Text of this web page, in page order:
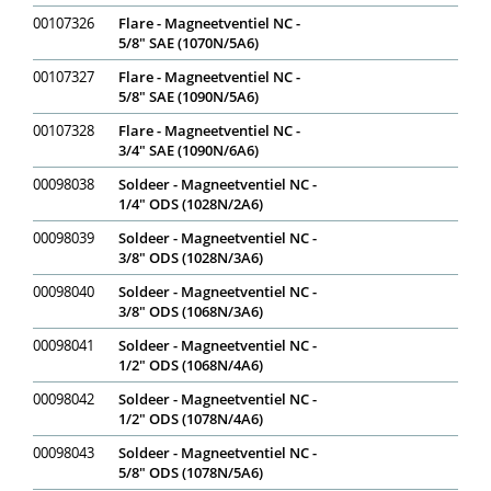
00107326
Flare - Magneetventiel NC -
5/8" SAE (1070N/5A6)
00107327
Flare - Magneetventiel NC -
5/8" SAE (1090N/5A6)
00107328
Flare - Magneetventiel NC -
3/4" SAE (1090N/6A6)
00098038
Soldeer - Magneetventiel NC -
1/4" ODS (1028N/2A6)
00098039
Soldeer - Magneetventiel NC -
3/8" ODS (1028N/3A6)
00098040
Soldeer - Magneetventiel NC -
3/8" ODS (1068N/3A6)
00098041
Soldeer - Magneetventiel NC -
1/2" ODS (1068N/4A6)
00098042
Soldeer - Magneetventiel NC -
1/2" ODS (1078N/4A6)
00098043
Soldeer - Magneetventiel NC -
5/8" ODS (1078N/5A6)